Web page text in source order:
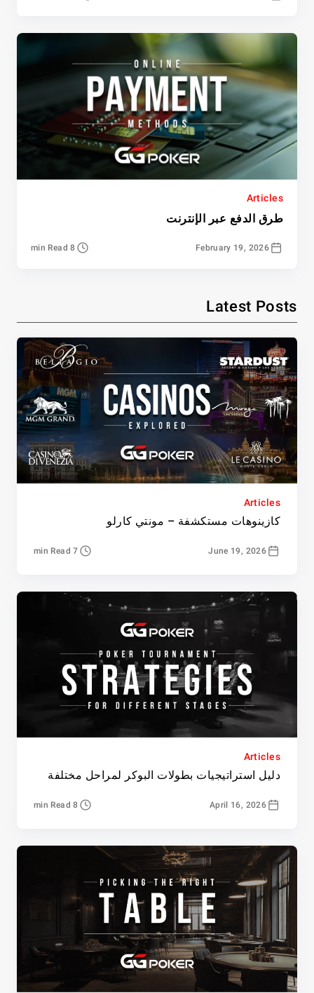
Articles
طرق الدفع عبر الإنترنت
February 19, 2026
8 min Read
Latest Posts
Articles
كازينوهات مستكشفة – مونتي كارلو
June 19, 2026
7 min Read
Articles
دليل استراتيجيات بطولات البوكر لمراحل مختلفة
April 16, 2026
8 min Read